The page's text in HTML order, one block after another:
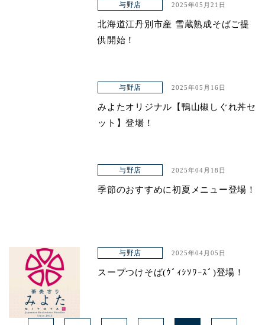
与野店 2025年05月21日
北海道江丹別市産 雪蔵熟成そばご提
供開始！
与野店 2025年05月16日
みよたオリジナル【鴨山椒しぐれ丼セ
ット】登場！
与野店 2025年04月18日
季節のおすすめに初夏メニュー登場！
与野店 2025年04月05日
スープつけそば(ｳﾞｨｼｿﾜｰｽﾞ)登場！